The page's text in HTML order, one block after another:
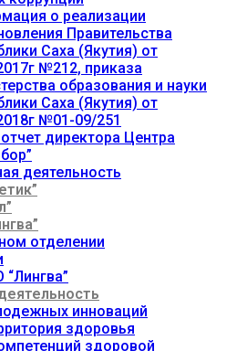
о реализации
Правительства
Саха (Якутия) от
№212, приказа
образования и науки
Саха (Якутия) от
№01-09/251
директора Центра
деятельность
отделении
инноваций
здоровья
здоровой